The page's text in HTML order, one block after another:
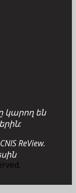
կարող են
ReView.